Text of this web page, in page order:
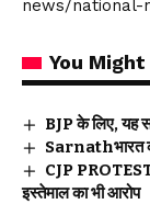
news/national-
You
BJP के लिए, यह
Sarnathभारत
CJP
इस्तेमाल का भी आरोप